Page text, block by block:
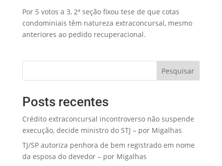
Por 5 votos a 3, 2ª seção fixou tese de que cotas
condominiais têm natureza extraconcursal, mesmo
anteriores ao pedido recuperacional.
Pesquisar
Posts recentes
Crédito extraconcursal incontroverso não suspende
execução, decide ministro do STJ – por Migalhas
TJ/SP autoriza penhora de bem registrado em nome
da esposa do devedor – por Migalhas